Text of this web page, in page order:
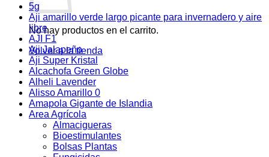
No hay productos en el carrito.
Volver a la tienda
5g
Aji amarillo verde largo picante para invernadero y aire
libre
AJI F1
Aji Jalapeño
Aji Super Kristal
Alcachofa Green Globe
Alheli Lavender
Alisso Amarillo 0
Amapola Gigante de Islandia
Area Agrícola
Almacigueras
Bioestimulantes
Bolsas Plantas